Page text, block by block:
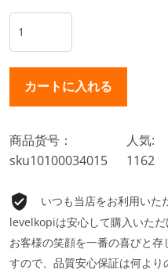
商品货号：
sku10100034015
人気:
1162
いつも当店をお利用いた
levelkopiは安心して購入いた
お客様の笑顔を一番の喜びと
すので、品質安心保証は何よ